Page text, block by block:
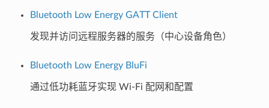
Bluetooth Low Energy GATT Client
发现并访问远程服务器的服务（中心设备角色）
Bluetooth Low Energy BluFi
通过低功耗蓝牙实现 Wi-Fi 配网和配置